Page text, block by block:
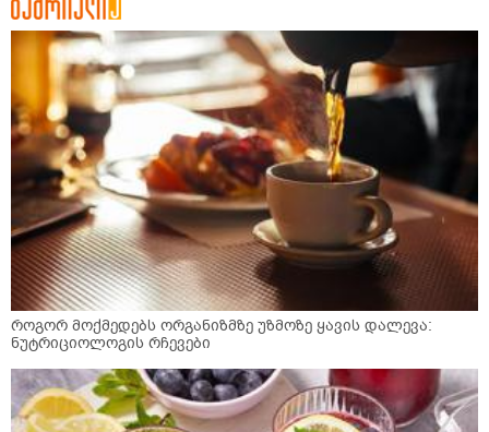
როგორ მოქმედებს ორგანიზმზე უზმოზე ყავის დალევა:
ნუტრიციოლოგის რჩევები